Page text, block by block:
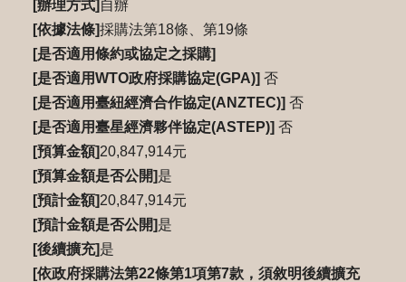
[辦理方式] 自辦
[依據法條]採購法第18條、第19條
[是否適用條約或協定之採購]
[是否適用WTO政府採購協定(GPA)] 否
[是否適用臺紐經濟合作協定(ANZTEC)] 否
[是否適用臺星經濟夥伴協定(ASTEP)] 否
[預算金額]20,847,914元
[預算金額是否公開]是
[預計金額]20,847,914元
[預計金額是否公開]是
[後續擴充]是
[依政府採購法第22條第1項第7款，須敘明後續擴充